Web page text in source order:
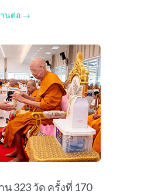
นต่อ →
323 วัด ครั้งที่ 170